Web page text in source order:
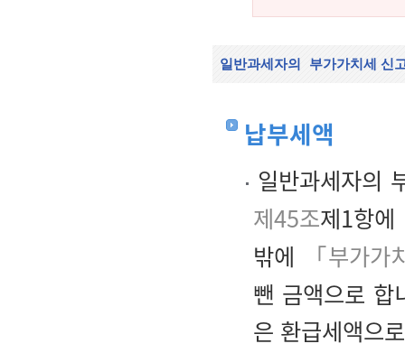
일반과세자의 부가가치세 신
납부세액
일반과세자의
제45조제1항
밖에
「부가
뺀 금액으로 합
은 환급세액으